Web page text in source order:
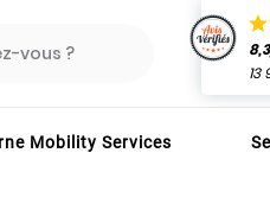
vous ?
13
Mobility Services